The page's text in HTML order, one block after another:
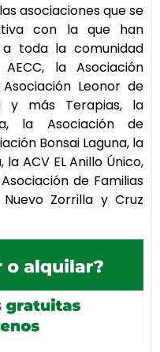
asociaciones que se
con la que han
toda la comunidad
la Asociación
Leonor de
y más Terapias, la
la Asociación de
Bonsai Laguna, la
ACV EL Anillo Único,
de Familias
Zorrilla y Cruz